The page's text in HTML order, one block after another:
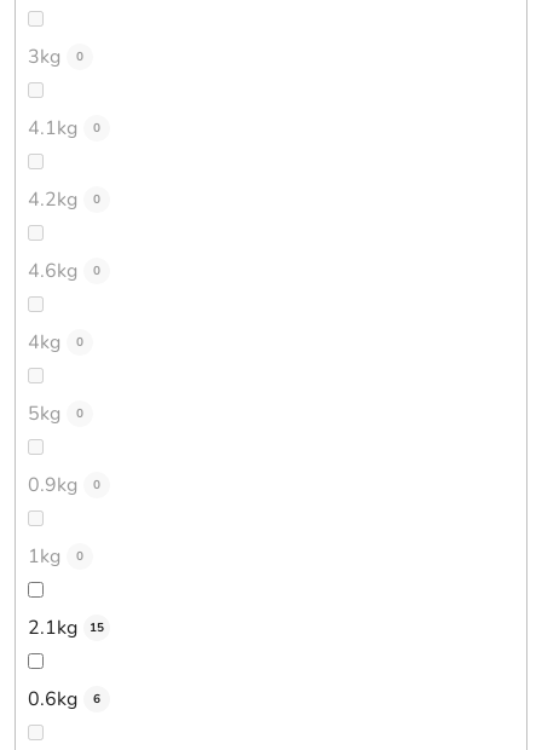
3kg 0
4.1kg 0
4.2kg 0
4.6kg 0
4kg 0
5kg 0
0.9kg 0
1kg 0
2.1kg 15
0.6kg 6